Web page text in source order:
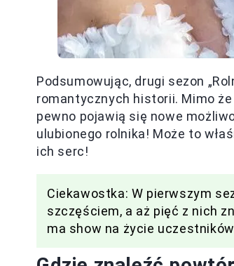
Podsumowując, drugi sezon
romantycznych historii. Mimo
pewno pojawią się nowe
ulubionego rolnika! Może to
ich serc!
Ciekawostka: W pierwszym
szczęściem, a aż pięć z nich
ma show na życie